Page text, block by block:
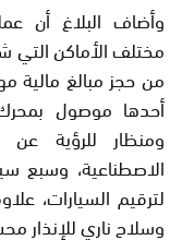
وأضاف البلاغ أن
مختلف الأماكن التي
من حجز مبالغ مالية
أحدها موصول
ومنظار للرؤية عن
الاصطناعية، وسبع
لترقيم السيارات،
وسلاح ناري للإنذار